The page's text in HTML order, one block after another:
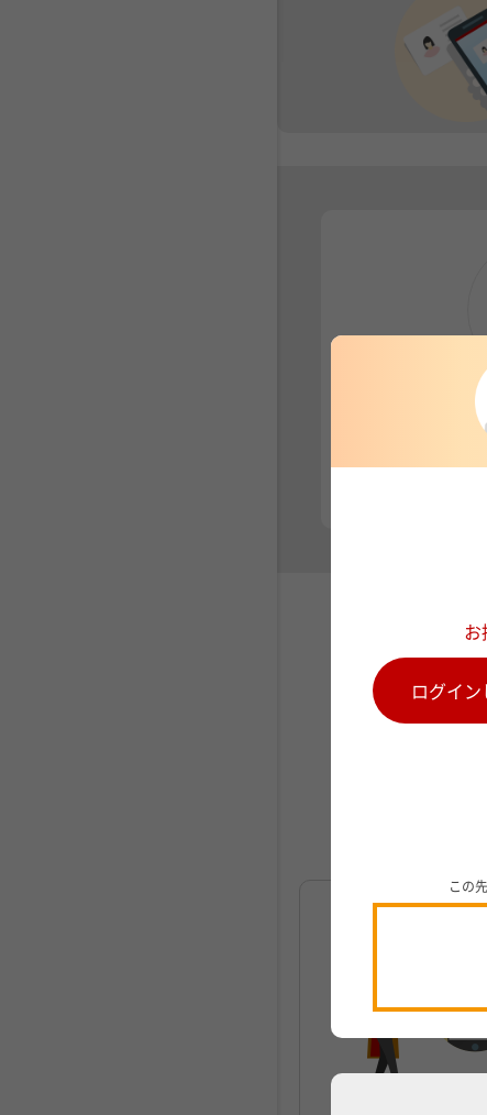
アプリで
お
ログイ
この